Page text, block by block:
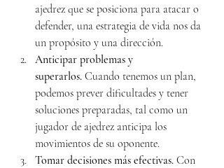
ajedrez que se posiciona para atacar o
defender, una estrategia de vida nos da
un propósito y una dirección.
Anticipar problemas y
superarlos. Cuando tenemos un plan,
podemos prever dificultades y tener
soluciones preparadas, tal como un
jugador de ajedrez anticipa los
movimientos de su oponente.
Tomar decisiones más efectivas. Con